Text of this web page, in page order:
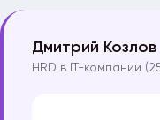
Дмитрий Козлов
HRD в IT-компании